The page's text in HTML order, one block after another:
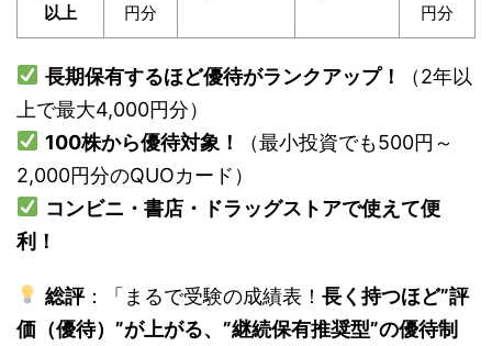
以上
円分
円分
長期保有するほど優待がランクアップ！
（2年以
上で最大4,000円分）
100株から優待対象！
（最小投資でも500円～
2,000円分のQUOカード）
コンビニ・書店・ドラッグストアで使えて便
利！
総評：「まるで受験の成績表！ 長く持つほど”評
価（優待）”が上がる、”継続保有推奨型”の優待制